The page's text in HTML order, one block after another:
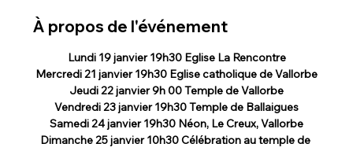
À propos de l'événement
Lundi 19 janvier 19h30 Eglise La Rencontre
Mercredi 21 janvier 19h30 Eglise catholique de Vallorbe
Jeudi 22 janvier 9h 00 Temple de Vallorbe
Vendredi 23 janvier 19h30 Temple de Ballaigues
Samedi 24 janvier 19h30 Néon, Le Creux, Vallorbe
Dimanche 25 janvier 10h30 Célébration au temple de